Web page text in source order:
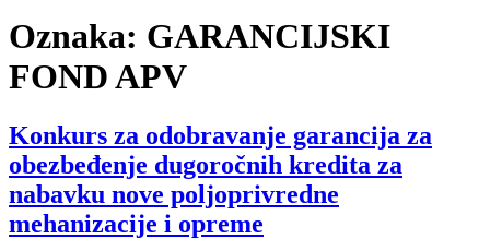
Oznaka: GARANCIJSKI
FOND APV
Konkurs za odobravanje garancija za
obezbeđenje dugoročnih kredita za
nabavku nove poljoprivredne
mehanizacije i opreme